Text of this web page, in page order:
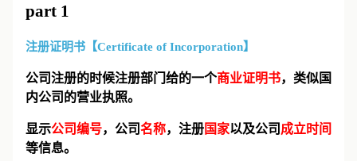
part 1
注册证明书【Certificate of Incorporation】
公司注册的时候注册部门给的一个商业证明书，类似国
内公司的营业执照。
显示公司编号，公司名称，注册国家以及公司成立时间
等信息。